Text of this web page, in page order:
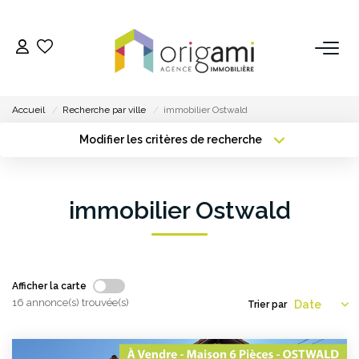
VENDRE
GESTION
Accueil Recherche par ville immobilier Ostwald
Modifier les critères de recherche
Sélectionnez...
Surface min
Créer une alerte
immobilier Ostwald
Afficher la carte
16 annonce(s) trouvée(s) Trier par